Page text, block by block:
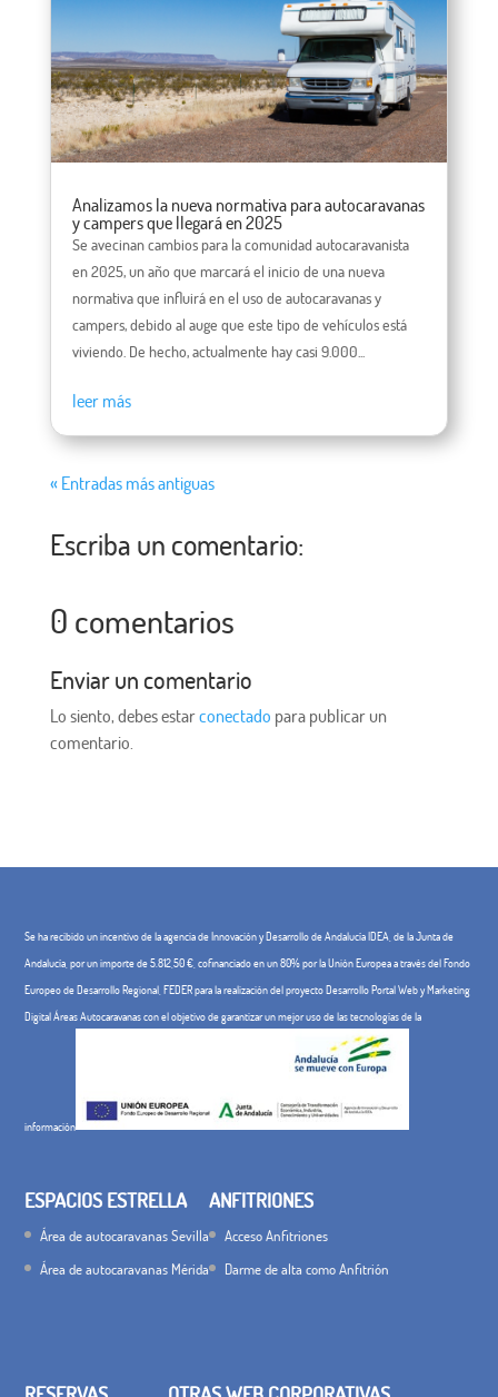
Analizamos la nueva normativa para autocaravanas
y campers que llegará en 2025
Se avecinan cambios para la comunidad autocaravanista
en 2025, un año que marcará el inicio de una nueva
normativa que influirá en el uso de autocaravanas y
campers, debido al auge que este tipo de vehículos está
viviendo. De hecho, actualmente hay casi 9.000...
leer más
« Entradas más antiguas
Escriba un comentario:
0 comentarios
Enviar un comentario
Lo siento, debes estarconectado para publicar un
comentario.
Se ha recibido un incentivo de la agencia de Innovación y Desarrollo de Andalucía IDEA, de la Junta de
Andalucía, por un importe de 5.812,50 €, cofinanciado en un 80% por la Unión Europea a través del Fondo
Europeo de Desarrollo Regional, FEDER para la realización del proyecto Desarrollo Portal Web y Marketing
Digital Áreas Autocaravanas con el objetivo de garantizar un mejor uso de las tecnologías de la
información
ESPACIOS ESTRELLA
Área de autocaravanas Sevilla
Área de autocaravanas Mérida
ANFITRIONES
Acceso Anfitriones
Darme de alta como Anfitrión